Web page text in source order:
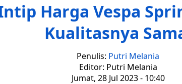
Harga Vespa
Kualitasnya
Penulis: Putri Melania
Editor: Putri Melania
Jumat, 28 Jul 2023 - 10:40